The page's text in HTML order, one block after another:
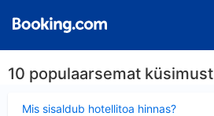
10 populaarsemat küsimust
Mis sisaldub hotellitoa hinnas?